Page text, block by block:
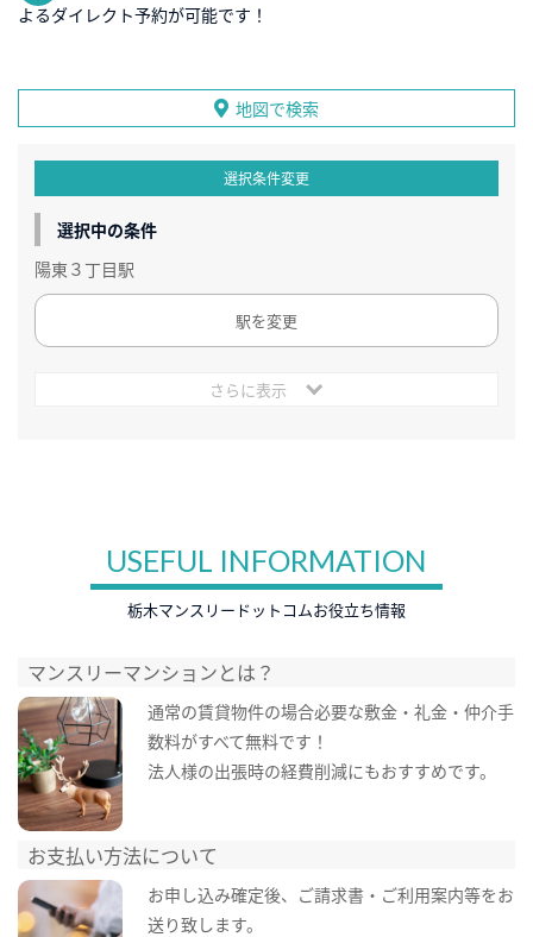
よるダイレクト予約が可能です！
地図で検索
選択条件変更
選択中の条件
陽東３丁目駅
駅を変更
さらに表示
USEFUL INFORMATION
栃木マンスリードットコムお役立ち情報
マンスリーマンションとは？
通常の賃貸物件の場合必要な敷金・礼金・仲介手
数料がすべて無料です！
法人様の出張時の経費削減にもおすすめです。
お支払い方法について
お申し込み確定後、ご請求書・ご利用案内等をお
送り致します。